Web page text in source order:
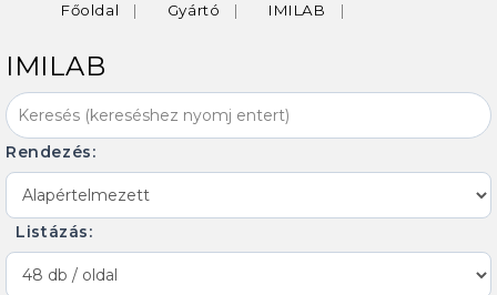
Főoldal Gyártó IMILAB
IMILAB
Rendezés:
Listázás: